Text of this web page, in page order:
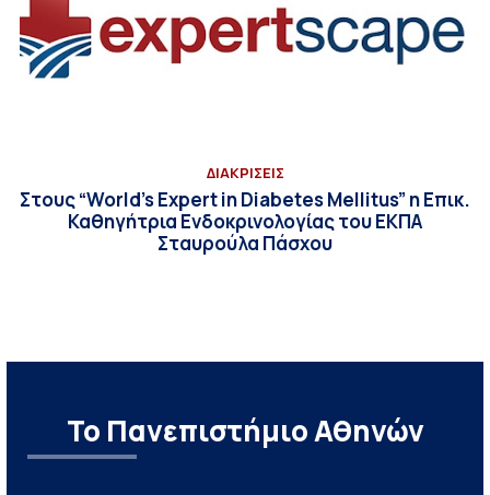
ΔΙΑΚΡΙΣΕΙΣ
Στους “World’s Expert in Diabetes Mellitus” η Επικ.
Καθηγήτρια Ενδοκρινολογίας του ΕΚΠΑ
Σταυρούλα Πάσχου
Το Πανεπιστήμιο Αθηνών